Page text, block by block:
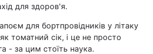
для здоров'я.
для бортпровідників у літаку
томатний сік, і це не просто
- за цим стоїть наука.